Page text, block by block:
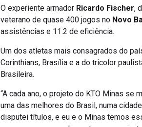
O experiente armador Ricardo Fischer ,
veterano de quase 400 jogos no Novo
assistências e 11.2 de eficiência.
Um dos atletas mais consagrados do
Corinthians, Brasília e a do tricolor
Brasileira.
“A cada ano, o projeto do KTO Minas
uma das melhores do Brasil, numa
disputei títulos, e eu e o Minas temos